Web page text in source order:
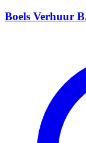
Boels Verhuur